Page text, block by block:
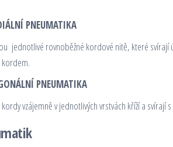
PNEUMATIKA
jednotlivé rovnoběžné kordové nitě, které svírají
PNEUMATIKA
vzájemně v jednotlivých vrstvách kříží a